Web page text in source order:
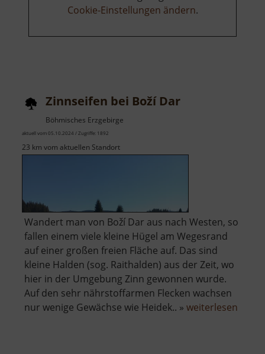
Cookie-Einstellungen ändern.
Zinnseifen bei Boží Dar
Böhmisches Erzgebirge
aktuell vom 05.10.2024 / Zugriffe: 1892
23 km vom aktuellen Standort
Wandert man von Boží Dar aus nach Westen, so
fallen einem viele kleine Hügel am Wegesrand
auf einer großen freien Fläche auf. Das sind
kleine Halden (sog. Raithalden) aus der Zeit, wo
hier in der Umgebung Zinn gewonnen wurde.
Auf den sehr nährstoffarmen Flecken wachsen
nur wenige Gewächse wie Heidek.. » weiterlesen